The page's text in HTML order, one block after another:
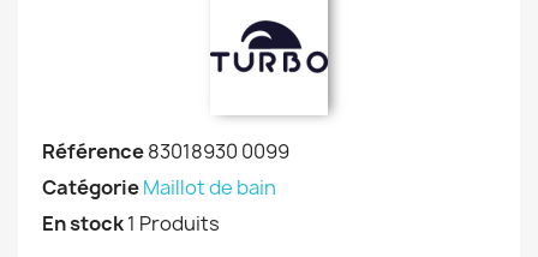
Référence83018930 0099
CatégorieMaillot de bain
En stock1 Produits